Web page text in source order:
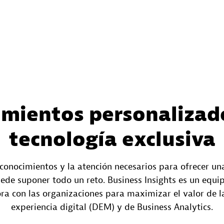
tecnología exclusiva
y la atención necesarios para ofrecer
suponer todo un reto. Business Insights es un
con las organizaciones para maximizar el valor de
experiencia digital (DEM) y de Business Analytics.